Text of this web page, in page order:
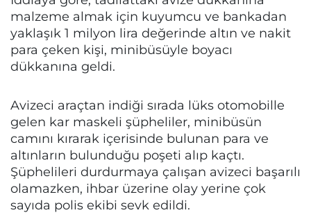
malzeme almak için kuyumcu ve bankadan
yaklaşık 1 milyon lira değerinde altın ve nakit
para çeken kişi, minibüsüyle boyacı
dükkanına geldi.
Avizeci araçtan indiği sırada lüks otomobille
gelen kar maskeli şüpheliler, minibüsün
camını kırarak içerisinde bulunan para ve
altınların bulunduğu poşeti alıp kaçtı.
Şüphelileri durdurmaya çalışan avizeci başarılı
olamazken, ihbar üzerine olay yerine çok
sayıda polis ekibi sevk edildi.